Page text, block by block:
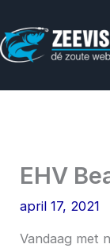
naar
de
EHV
april 17, 2021
Vandaag met